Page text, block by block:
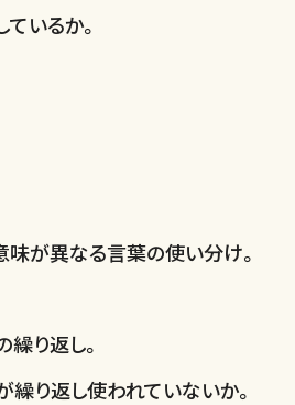
いるか。
が異なる言葉の使い分け。
り返し。
り返し使われていないか。